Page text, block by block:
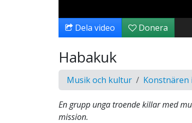
Dela video Donera
Habakuk
Musik och kultur Konstnären
En grupp unga troende killar med
mission.